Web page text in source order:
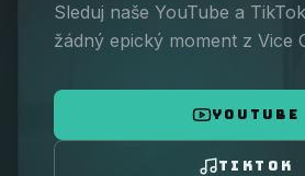
Sleduj naše YouTube a
žádný epický moment z Vice
YOUTUBE
TIKTOK